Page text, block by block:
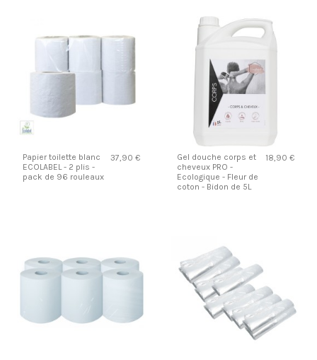
Papier toilette blanc
ECOLABEL - 2 plis -
pack de 96 rouleaux
37,90 €
Gel douche corps et
cheveux PRO -
Ecologique - Fleur de
coton - Bidon de 5L
18,90 €